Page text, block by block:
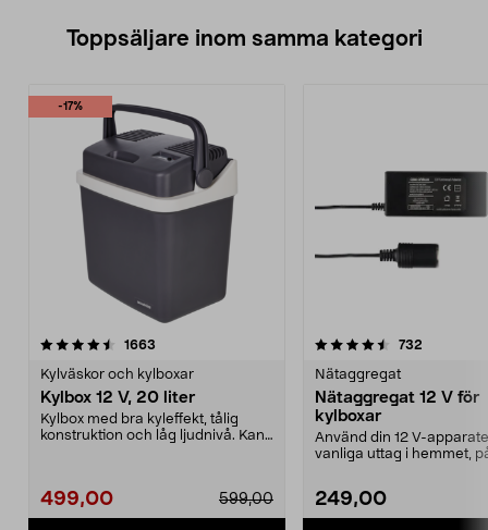
Toppsäljare inom samma kategori
-17%
1663
Kylväskor och kylboxar
Kylbox 12 V, 20 liter
Kylbox med bra kyleffekt, tålig
konstruktion och låg ljudnivå. Kan
499,00 599,00
4.5 av 5 stjärnor 732
Nätaggregat
Nätaggregat 12 V för
kylboxar
Använd din 12 V-
vanliga uttag i hemmet,
249,00
4.5 av 5 stjärnor